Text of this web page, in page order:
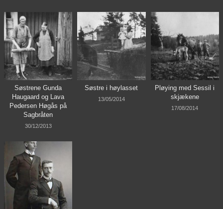
Søstrene Gunda
Haugaard og Lava
Pedersen Høgås på
Sagbråten
30/12/2013
Søstre i høylasset
13/05/2014
Pløying med Sessil i
skjækene
17/08/2014